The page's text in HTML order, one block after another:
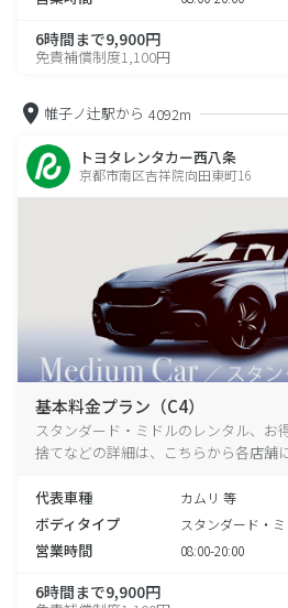
6時間まで9,900円
免責補償制度1,100円
帷子ノ辻駅から 4092m
トヨタレンタカー西八条
京都市南区吉祥院向田東町16
基本料金プラン（C4）
スタンダード・ミドルのレンタル、お
捨てなどの詳細は、こちらから各店舗
代表車種 カムリ 等
ボディタイプ スタンダード・
営業時間 08:00-20:00
6時間まで9,900円